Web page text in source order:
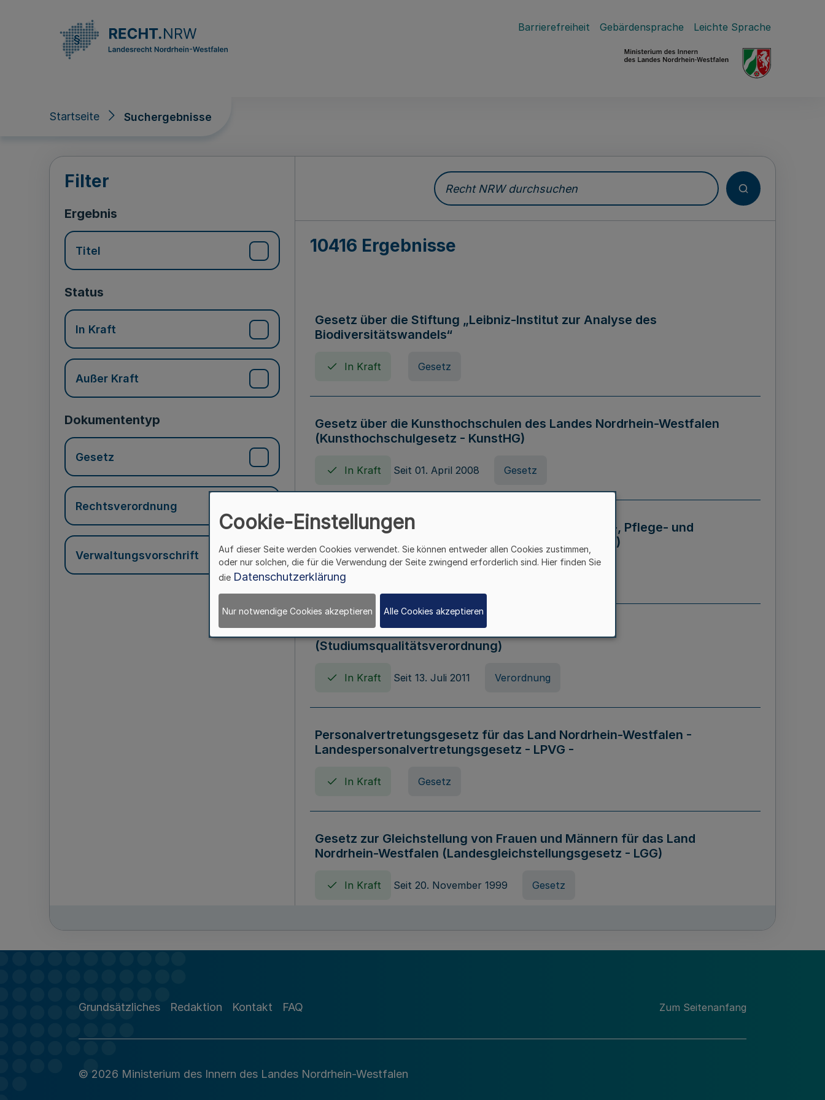
Barrierefreiheit Gebärdensprache Leichte Sprache
Startseite Suchergebnisse
Suchergebnisse
Filter
Ergebnis
Titel
Status
In Kraft
Außer Kraft
Dokumententyp
Gesetz
Rechtsverordnung
Verwaltungsvorschrift
Recht NRW durchsuchen
10416 Ergebnisse
Gesetz über die Stiftung „Leibniz-Institut zur Analyse des
Biodiversitätswandels“
In Kraft Gesetz
Gesetz über die Kunsthochschulen des Landes Nordrhein-Westfalen
(Kunsthochschulgesetz - KunstHG)
In Kraft Seit 01. April 2008 Gesetz
Verordnung über Beihilfen in Geburts-, Krankheits-, Pflege- und
Todesfällen (Beihilfenverordnung NRW - BVO NRW)
In Kraft
Verordnung zum Studiumsqualitätsgesetz
(Studiumsqualitätsverordnung)
In Kraft Seit 13. Juli 2011 Verordnung
Personalvertretungsgesetz für das Land Nordrhein-Westfalen -
Landespersonalvertretungsgesetz - LPVG -
In Kraft Gesetz
Gesetz zur Gleichstellung von Frauen und Männern für das Land
Nordrhein-Westfalen (Landesgleichstellungsgesetz - LGG)
In Kraft Seit 20. November 1999 Gesetz
Grundsätzliches Redaktion Kontakt FAQ Zum Seitenanfang
© 2026 Ministerium des Innern des Landes Nordrhein-Westfalen
Cookie-Einstellungen
Auf dieser Seite werden Cookies verwendet. Sie können entweder allen Cookies zustimmen,
oder nur solchen, die für die Verwendung der Seite zwingend erforderlich sind. Hier finden Sie
die Datenschutzerklärung
Nur notwendige Cookies akzeptieren Alle Cookies akzeptieren